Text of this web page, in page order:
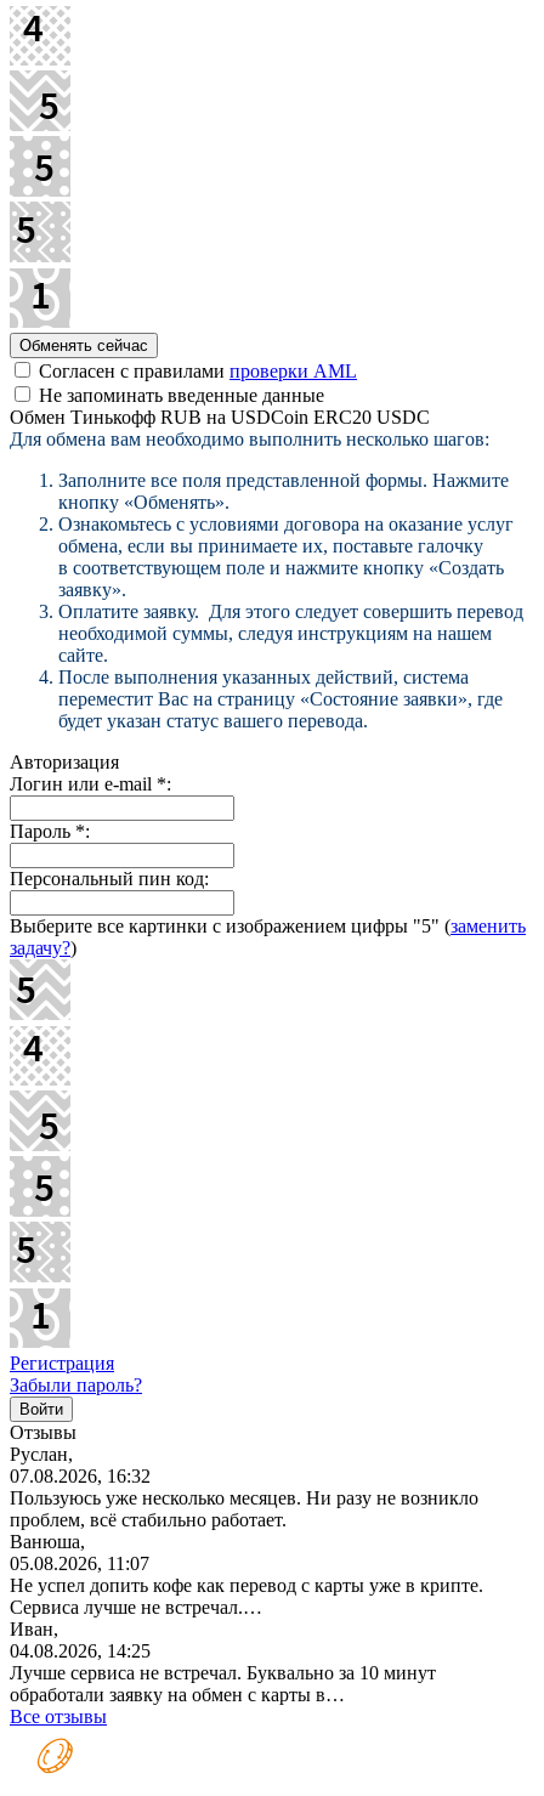
Согласен с правилами проверки AML
Не запоминать введенные данные
Обмен Тинькофф RUB на USDCoin ERC20 USDC
Для обмена вам необходимо выполнить несколько шагов:
Заполните все поля представленной формы. Нажмите
кнопку «Обменять».
Ознакомьтесь с условиями договора на оказание услуг
обмена, если вы принимаете их, поставьте галочку
в соответствующем поле и нажмите кнопку «Создать
заявку».
Оплатите заявку. Для этого следует совершить перевод
необходимой суммы, следуя инструкциям на нашем
сайте.
После выполнения указанных действий, система
переместит Вас на страницу «Состояние заявки», где
будет указан статус вашего перевода.
Авторизация
Логин или e-mail *:
Пароль *:
Персональный пин код:
Выберите все картинки с изображением цифры "5" (заменить
задачу?)
Регистрация
Забыли пароль?
Отзывы
Руслан,
07.08.2026, 16:32
Пользуюсь уже несколько месяцев. Ни разу не возникло
проблем, всё стабильно работает.
Ванюша,
05.08.2026, 11:07
Не успел допить кофе как перевод с карты уже в крипте.
Сервиса лучше не встречал.…
Иван,
04.08.2026, 14:25
Лучше сервиса не встречал. Буквально за 10 минут
обработали заявку на обмен с карты в…
Все отзывы